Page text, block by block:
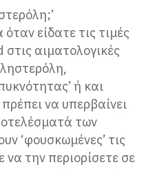
είδατε τις τιμές
αιματολογικές
ή και
να υπερβαίνει
των
‘φουσκωμένες’ τις
να την περιορίσετε σε